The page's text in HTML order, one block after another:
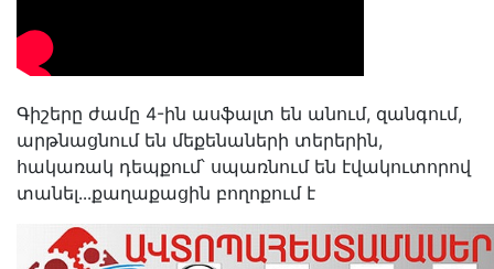
Գիշերը ժամը 4-ին ասֆալտ են անում, զանգում,
արթնացնում են մեքենաների տերերին,
հակառակ դեպքում՝ սպառնում են էվակուտորով
տանել․․․քաղաքացին բողոքում է